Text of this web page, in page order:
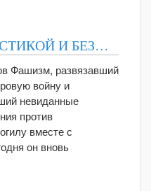
И БЕЗ…
Фашизм, развязавший
войну и
невиданные
против
вместе с
он вновь